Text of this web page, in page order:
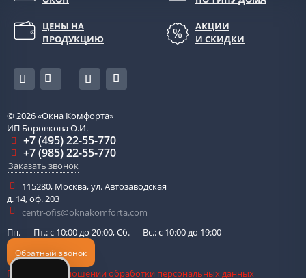
ЦЕНЫ НА
ПРОДУКЦИЮ
АКЦИИ
И СКИДКИ
© 2026«Окна Комфорта»
ИП Боровкова О.И.
+7 (495) 22-55-770
+7 (985) 22-55-770
Заказать звонок
115280, Москва,ул. Автозаводская
д. 14, оф. 203
centr-ofis@oknakomforta.com
Пн. — Пт.: с 10:00 до 20:00, Сб. — Вс.: с 10:00 до 19:00
Обратный звонок
Политика в отношении обработки персональных данных